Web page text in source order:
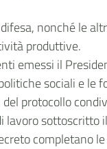
nonché le
produttive.
emessi il
sociali e le
protocollo
sottoscritto
completano